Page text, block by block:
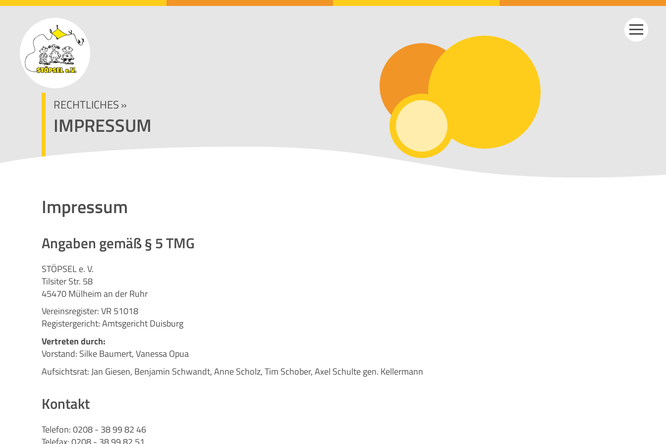
RECHTLICHES»
IMPRESSUM
Impressum
Angaben gemäß § 5 TMG
STÖPSEL e. V.
Tilsiter Str. 58
45470 Mülheim an der Ruhr
Vereinsregister: VR 51018
Registergericht: Amtsgericht Duisburg
Vertreten durch:
Vorstand: Silke Baumert, Vanessa Opua
Aufsichtsrat: Jan Giesen, Benjamin Schwandt, Anne Scholz, Tim Schober, Axel Schulte gen. Kellermann
Kontakt
Telefon: 0208 - 38 99 82 46